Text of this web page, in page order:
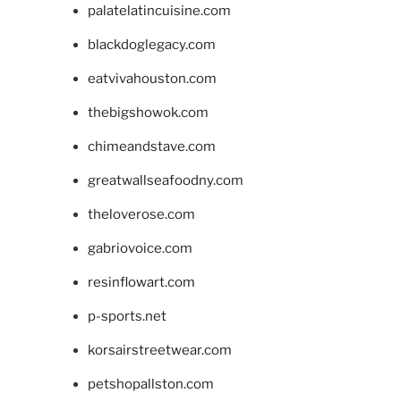
palatelatincuisine.com
blackdoglegacy.com
eatvivahouston.com
thebigshowok.com
chimeandstave.com
greatwallseafoodny.com
theloverose.com
gabriovoice.com
resinflowart.com
p-sports.net
korsairstreetwear.com
petshopallston.com